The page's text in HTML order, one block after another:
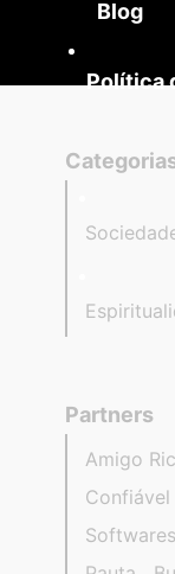
Blog
Política
Partners
Amigo
Confiável
Softwares